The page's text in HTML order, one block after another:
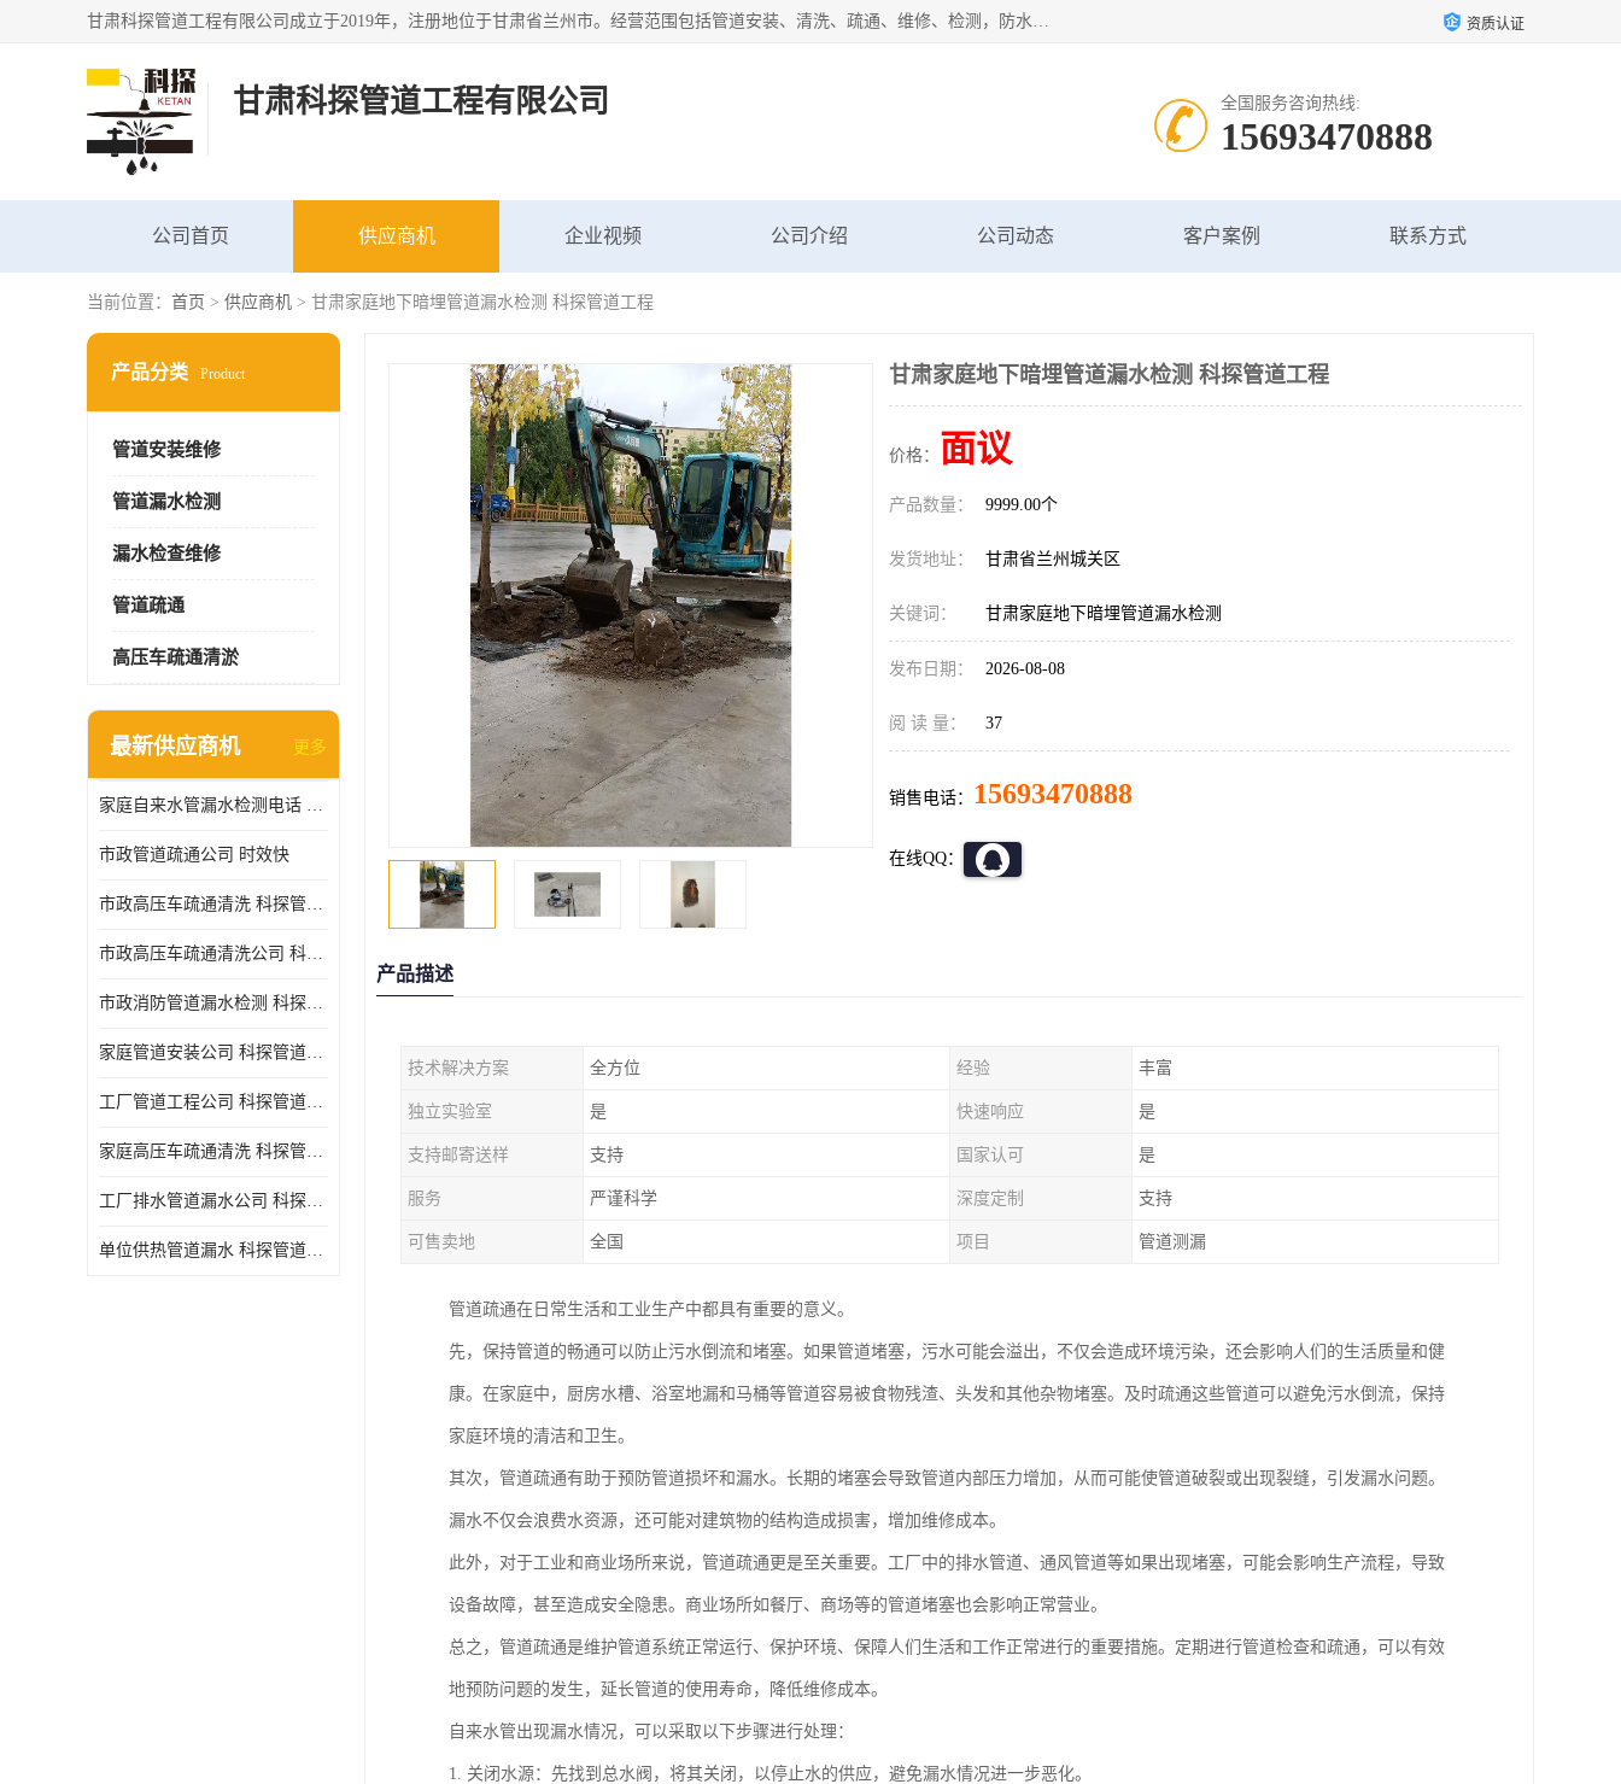
甘肃科探管道工程有限公司成立于2019年，注册地位于甘肃省兰州市。经营范围包括管道安装、清洗、疏通、维修、检测，防水工程，工程钻孔，化粪池清理，暖气安装，给排水管道安装维修，室内外管道如消防、供水、供热管道漏水检测定位，室内外防水堵漏等。 资质认证
甘肃科探管道工程有限公司 全国服务咨询热线:
15693470888
公司首页 供应商机 企业视频 公司介绍 公司动态 客户案例 联系方式
当前位置： 首页 > 供应商机 > 甘肃家庭地下暗埋管道漏水检测 科探管道工程
产品分类 Product
管道安装维修
管道漏水检测
漏水检查维修
管道疏通
高压车疏通清淤
最新供应商机 更多
家庭自来水管漏水检测电话 服务周到
市政管道疏通公司 时效快
市政高压车疏通清洗 科探管道工程 设备齐
市政高压车疏通清洗公司 科探管道工程 经验丰富
市政消防管道漏水检测 科探管道工程 快速上门
家庭管道安装公司 科探管道工程 团队服务
工厂管道工程公司 科探管道工程 时效快
家庭高压车疏通清洗 科探管道工程 服务周到
工厂排水管道漏水公司 科探管道工程 快速上门
单位供热管道漏水 科探管道工程 设备齐
甘肃家庭地下暗埋管道漏水检测 科探管道工程
价格： 面议
产品数量： 9999.00个
发货地址： 甘肃省兰州城关区
关键词： 甘肃家庭地下暗埋管道漏水检测
发布日期： 2026-08-08
阅 读 量： 37
销售电话： 15693470888
在线QQ：
产品描述
技术解决方案 全方位 经验 丰富
独立实验室 是 快速响应 是
支持邮寄送样 支持 国家认可 是
服务 严谨科学 深度定制 支持
可售卖地 全国 项目 管道测漏
管道疏通在日常生活和工业生产中都具有重要的意义。
先，保持管道的畅通可以防止污水倒流和堵塞。如果管道堵塞，污水可能会溢出，不仅会造成环境污染，还会影响人们的生活质量和健
康。在家庭中，厨房水槽、浴室地漏和马桶等管道容易被食物残渣、头发和其他杂物堵塞。及时疏通这些管道可以避免污水倒流，保持
家庭环境的清洁和卫生。
其次，管道疏通有助于预防管道损坏和漏水。长期的堵塞会导致管道内部压力增加，从而可能使管道破裂或出现裂缝，引发漏水问题。
漏水不仅会浪费水资源，还可能对建筑物的结构造成损害，增加维修成本。
此外，对于工业和商业场所来说，管道疏通更是至关重要。工厂中的排水管道、通风管道等如果出现堵塞，可能会影响生产流程，导致
设备故障，甚至造成安全隐患。商业场所如餐厅、商场等的管道堵塞也会影响正常营业。
总之，管道疏通是维护管道系统正常运行、保护环境、保障人们生活和工作正常进行的重要措施。定期进行管道检查和疏通，可以有效
地预防问题的发生，延长管道的使用寿命，降低维修成本。
自来水管出现漏水情况，可以采取以下步骤进行处理：
1. 关闭水源：先找到总水阀，将其关闭，以停止水的供应，避免漏水情况进一步恶化。